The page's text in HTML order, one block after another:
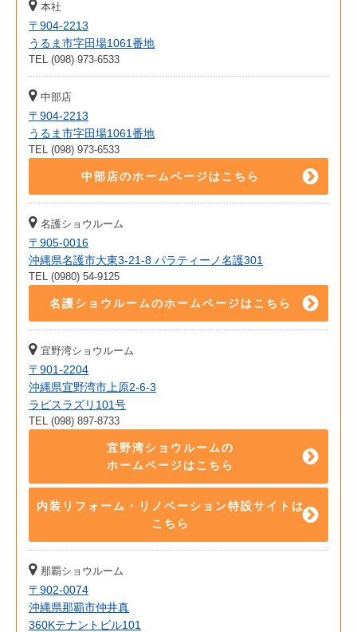
本社
〒904-2213
うるま市字田場1061番地
TEL (098) 973-6533
中部店
〒904-2213
うるま市字田場1061番地
TEL (098) 973-6533
中部店のホームページはこちら
名護ショウルーム
〒905-0016
沖縄県名護市大東3-21-8 パラティーノ名護301
TEL (0980) 54-9125
名護ショウルームのホームページはこちら
宜野湾ショウルーム
〒901-2204
沖縄県宜野湾市上原2-6-3
ラピスラズリ101号
TEL (098) 897-8733
宜野湾ショウルームの
ホームページはこちら
内装リフォーム・リノベーション特設サイトは
こちら
那覇ショウルーム
〒902-0074
沖縄県那覇市仲井真
360Kテナントビル101